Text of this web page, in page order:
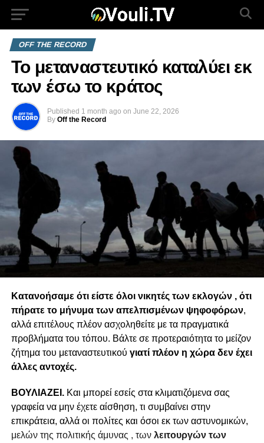
OFF THE RECORD
Το μεταναστευτικό καταλύει εκ
των έσω το κράτος
Published 1 month ago on June 22, 2026
By Off the Record
Κατανοήσαμε ότι είστε όλοι νικητές των εκλογών , ότι
πήρατε το μήνυμα των απελπισμένων ψηφοφόρων,
αλλά επιτέλους πλέον ασχοληθείτε με τα πραγματικά
προβλήματα του τόπου. Βάλτε σε προτεραιότητα το μείζον
ζήτημα του μεταναστευτικού γιατί πλέον η χώρα δεν έχει
άλλες αντοχές.
ΒΟΥΛΙΑΖΕΙ.Και μπορεί εσείς στα κλιματιζόμενα σας
γραφεία να μην έχετε αίσθηση, τι συμβαίνει στην
επικράτεια, αλλά οι πολίτες και όσοι εκ των αστυνομικών,
μελών της πολιτικής άμυνας , των λειτουργών των